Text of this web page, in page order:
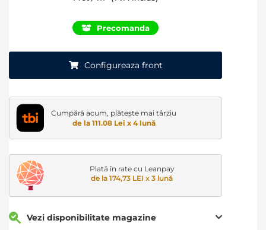
Precomanda
Configureaza front
Cumpără acum, plătește mai târziu
de la 111.08 Lei x 4 lună
Plată în rate cu Leanpay
de la 174,73 LEI x 3 lună
Vezi disponibilitate magazine